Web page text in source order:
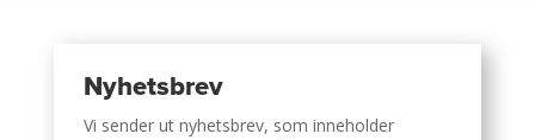
Nyhetsbrev
Vi sender ut nyhetsbrev, som inneholder